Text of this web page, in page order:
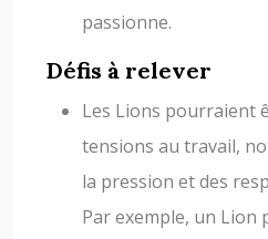
passionne.
Défis à relever
Les Lions pourraient
tensions au travail,
la pression et des
Par exemple, un